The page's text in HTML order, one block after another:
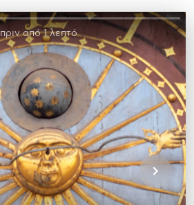
πριν από 1 λεπτό